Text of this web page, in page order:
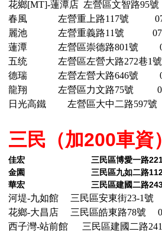
花鄉[MT]-蓮潭店 左營區文智路
春風 左營重上路117號
麗池 左營重義路11號
蓮潭 左營區崇德路801號
五统 左營區左營大路272巷1
德瑞
左營左營大路646號
龍翔 左營區力文路75號
日光高鐵
左營區大中二路597號
三民（加200車資）
佳宏 三民區博愛一路221
金園 三民區九如二路
華宏
三民區建國二路
河堤-九如館 三民區安東街23-1號
花鄉-大昌店 三民區皓東路78號
西子灣-站前館 三民區建國二路